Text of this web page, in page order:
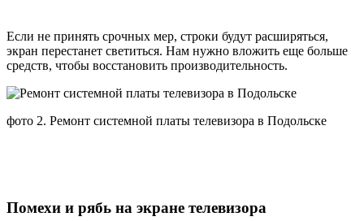
Если не принять срочных мер, строки будут расширяться,
экран перестанет светиться. Нам нужно вложить еще больше
средств, чтобы восстановить производительность.
фото 2. Ремонт системной платы телевизора в Подольске
Помехи и рябь на экране телевизора